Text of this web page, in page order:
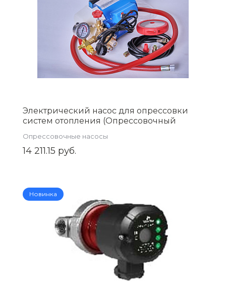
Электрический насос для опрессовки
систем отопления (Опрессовочный
Опрессовочные насосы
14 211.15 руб.
Новинка